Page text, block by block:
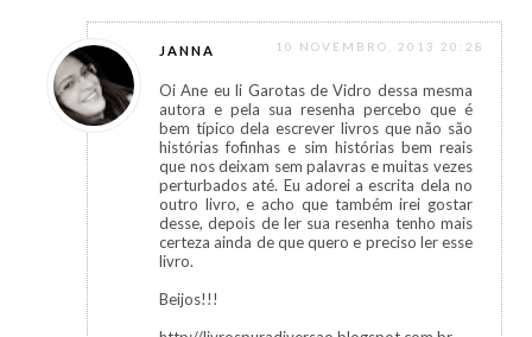
JANNA 10 NOVEMBRO, 2013 20:28
Oi Ane eu li Garotas de Vidro dessa mesma
autora e pela sua resenha percebo que é
bem típico dela escrever livros que não são
histórias fofinhas e sim histórias bem reais
que nos deixam sem palavras e muitas vezes
perturbados até. Eu adorei a escrita dela no
outro livro, e acho que também irei gostar
desse, depois de ler sua resenha tenho mais
certeza ainda de que quero e preciso ler esse
livro.
Beijos!!!